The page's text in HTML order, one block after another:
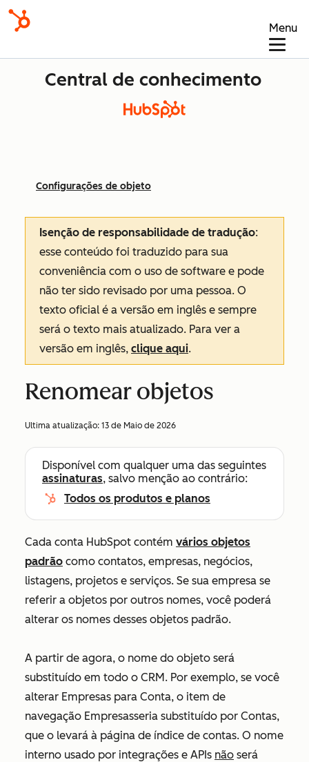
Menu
Central de conhecimento
Configurações de objeto
Isenção de responsabilidade de tradução:
esse conteúdo foi traduzido para sua
conveniência com o uso de software e pode
não ter sido revisado por uma pessoa. O
texto oficial é a versão em inglês e sempre
será o texto mais atualizado. Para ver a
versão em inglês, clique aqui.
Renomear objetos
Ultima atualização: 13 de Maio de 2026
Disponível com qualquer uma das seguintes
assinaturas, salvo menção ao contrário:
Todos os produtos e planos
Cada conta HubSpot contém vários objetos
padrão como contatos, empresas, negócios,
listagens, projetos e serviços. Se sua empresa se
referir a objetos por outros nomes, você poderá
alterar os nomes desses objetos padrão.
A partir de agora, o nome do objeto será
substituído em todo o CRM. Por exemplo, se você
alterar Empresas para Conta, o item de
navegação Empresasseria substituído por Contas,
que o levará à página de índice de contas. O nome
interno usado por integrações e APIs não será